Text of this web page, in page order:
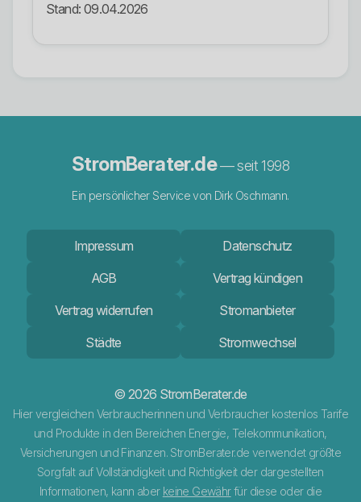
Stand: 09.04.2026
StromBerater.de— seit 1998
Ein persönlicher Service von Dirk Oschmann.
Impressum
Datenschutz
AGB
Vertrag kündigen
Vertrag widerrufen
Stromanbieter
Städte
Stromwechsel
© 2026 StromBerater.de
Hier vergleichen Verbraucherinnen und Verbraucher kostenlos Tarife
und Produkte in den Bereichen Energie, Telekommunikation,
Versicherungen und Finanzen. StromBerater.de verwendet größte
Sorgfalt auf Vollständigkeit und Richtigkeit der dargestellten
Informationen, kann aber keine Gewährfür diese oder die